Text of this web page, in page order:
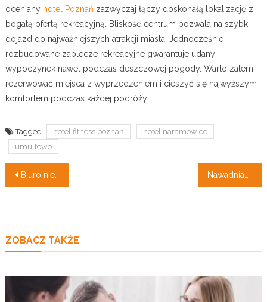
oceniany hotel Poznańzazwyczaj łączy doskonałą lokalizację z
bogatą ofertą rekreacyjną. Bliskość centrum pozwala na szybki
dojazd do najważniejszych atrakcji miasta. Jednocześnie
rozbudowane zaplecze rekreacyjne gwarantuje udany
wypoczynek nawet podczas deszczowej pogody. Warto zatem
rezerwować miejsca z wyprzedzeniem i cieszyć się najwyższym
komfortem podczas każdej podróży.
Tagged hotel fitness poznań
hotel naramowice
umultowo
Nawigacja
Biuro nieruchomości – Wsparcie w sprzedaży nieruchomości
ZOBACZ TAKŻE